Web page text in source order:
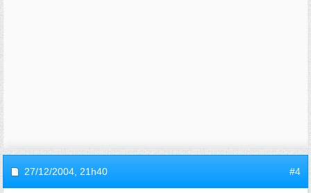
27/12/2004, 21h40 #4